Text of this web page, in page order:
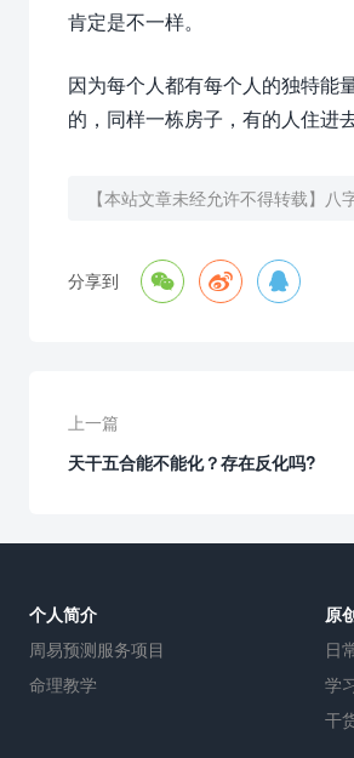
肯定是不一样。
因为每个人都有每个人的独特能
的，同样一栋房子，有的人住进
【本站文章未经允许不得转载】 八
分享到   
上一篇
天干五合能不能化？存在反化吗?
个人简介
周易预测服务项目
命理教学
原
日
学
干